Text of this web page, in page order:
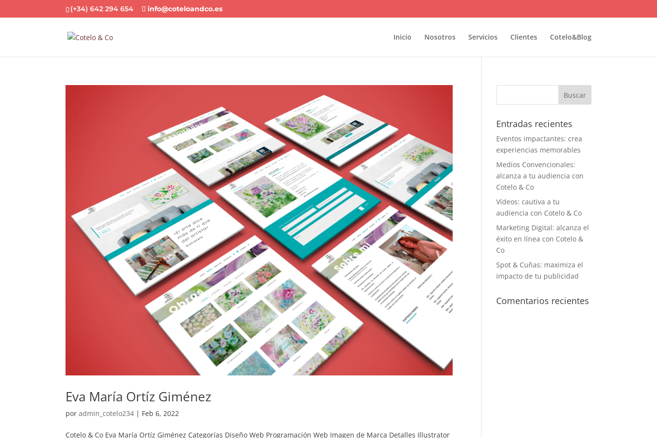
(+34) 642 294 654 info@coteloandco.es
Inicio Nosotros Servicios Clientes Cotelo&Blog
Eva María Ortíz Giménez
poradmin_cotelo234 | Feb 6, 2022
Cotelo & Co Eva María Ortíz Giménez Categorías Diseño Web Programación Web Imagen de Marca Detalles Illustrator
Entradas recientes
Eventos impactantes: crea
experiencias memorables
Medios Convencionales:
alcanza a tu audiencia con
Cotelo & Co
Vídeos: cautiva a tu
audiencia con Cotelo & Co
Marketing Digital: alcanza el
éxito en línea con Cotelo &
Co
Spot & Cuñas: maximiza el
impacto de tu publicidad
Comentarios recientes